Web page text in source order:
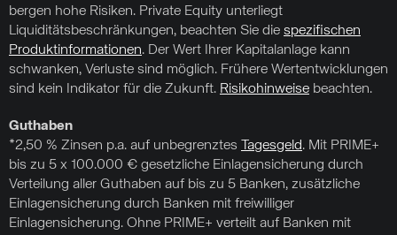
bergen hohe Risiken. Private Equity unterliegt
Liquiditätsbeschränkungen, beachten Sie die spezifischen
Produktinformationen. Der Wert Ihrer Kapitalanlage kann
schwanken, Verluste sind möglich. Frühere Wertentwicklungen
sind kein Indikator für die Zukunft. Risikohinweise beachten.
Guthaben
*2,50 % Zinsen p.a. auf unbegrenztes
Tagesgeld. Mit PRIME+
bis zu 5 x 100.000 € gesetzliche Einlagensicherung durch
Verteilung aller Guthaben auf bis zu 5 Banken, zusätzliche
Einlagensicherung durch Banken mit freiwilliger
Einlagensicherung. Ohne PRIME+ verteilt auf Banken mit